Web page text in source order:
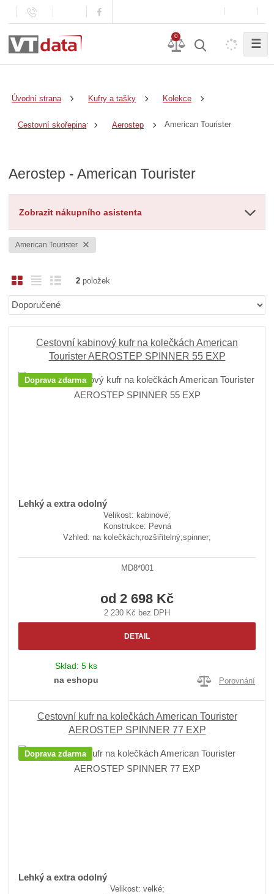
0
☰
Úvodní strana Kufry a tašky Kolekce
Cestovní skořepina Aerostep American Tourister
Aerostep - American Tourister
Zobrazit nákupního asistenta
American Tourister
a
z
e
n
p
r
O
b
r
á
o
v
a
b
u
l
o
v
Ř
á
k
o
v
ý
v
2položek
Cestovní kabinový kufr na kolečkách American
Tourister AEROSTEP SPINNER 55 EXP
Doprava zdarma
Lehký a extra odolný
Velikost: kabinové;
Konstrukce: Pevná
Vzhled: na kolečkách;rozšiřitelný;spinner;
MD8*001
od 2 698 Kč
2 230 Kč bez DPH
DETAIL
Sklad: 5 ks
na eshopu
Porovnání
Cestovní kufr na kolečkách American Tourister
AEROSTEP SPINNER 77 EXP
Doprava zdarma
Lehký a extra odolný
Velikost: velké;